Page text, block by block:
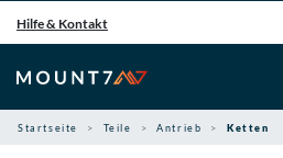
Inhalt
springen
Hilfe & Kontakt
Startseite Teile Antrieb Ketten